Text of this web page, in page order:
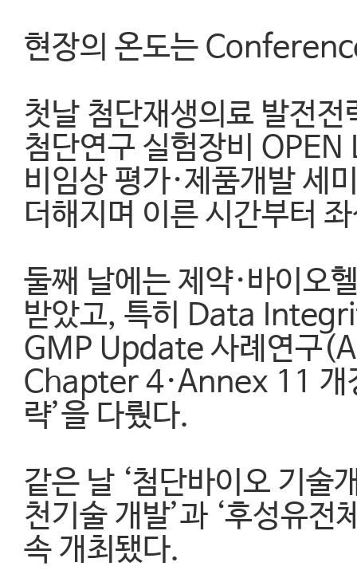
현장의 온도는
첫날 첨단재생의료 발전
첨단연구 실험장비
비임상 평가·제품개발 세
더해지며 이른 시간부터
둘째 날에는 제약·바이
받았고, 특히 Data
GMP Update 사례연구
Chapter 4·Annex 11 개
략’을 다뤘다.
같은 날 ‘첨단바이오 기술
천기술 개발’과 ‘후성유
속 개최됐다.